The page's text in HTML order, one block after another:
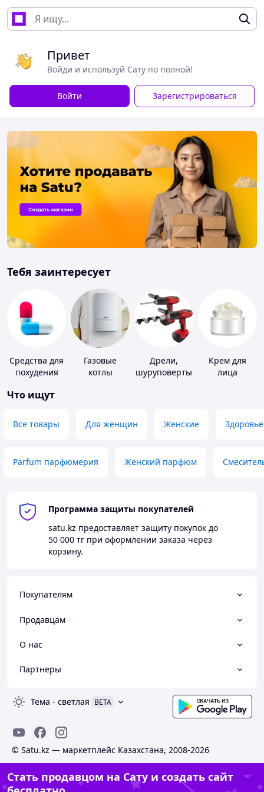
Привет
Войди и используй Сату по полной!
Войти Зарегистрироваться
Тебя заинтересует
Средства для
похудения
Газовые
котлы
Дрели,
шуруповерты
Крем для
лица
Что ищут
Все товары Для женщин Женские Здоровье
Parfum парфюмерия Женский парфюм
Программа защиты покупателей
satu.kz предоставляет защиту покупок до
50 000 тг при оформлении заказа через
корзину.
Покупателям
Продавцам
О нас
Партнеры
Тема - светлая BETA
© Satu.kz — маркетплейс Казахстана, 2008-2026
Стать продавцом на Сату и создать сайт